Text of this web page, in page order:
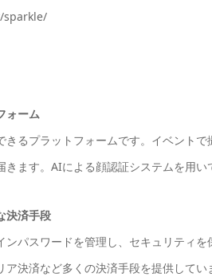
sparkle/
ォーム
きるプラットフォームです。イベント
ます。AIによる顔認証システムを用い
決済手段
ンパスワードを管理し、セキュリティ
決済など多くの決済手段を提供してい